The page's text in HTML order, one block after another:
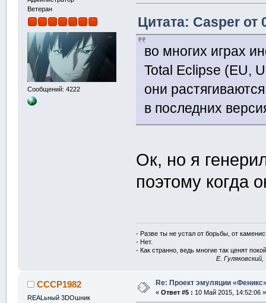
Ветеран
Сообщений: 4222
Цитата: Casper от
во многих играх
Total Eclipse (EU,
они
в последних
Ок, но я
поэтому когда
- Разве ты не устал от борьбы, от
- Нет.
- Как странно, ведь многие так ценят
E.
CCCP1982
REALьный 3DOшник
Re: Проект эмуляции
« Ответ #5 : 10 Май 2015, 14:52:06 »